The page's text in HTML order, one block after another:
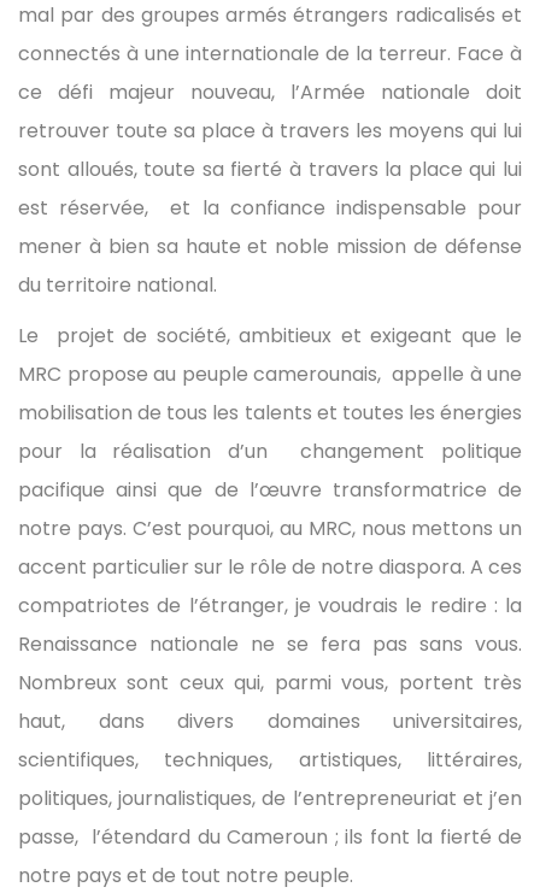
mal par des groupes armés étrangers radicalisés et
connectés à une internationale de la terreur. Face à
ce défi majeur nouveau, l’Armée nationale doit
retrouver toute sa place à travers les moyens qui lui
sont alloués, toute sa fierté à travers la place qui lui
est réservée, et la confiance indispensable pour
mener à bien sa haute et noble mission de défense
du territoire national.
Le projet de société, ambitieux et exigeant que le
MRC propose au peuple camerounais, appelle à une
mobilisation de tous les talents et toutes les énergies
pour la réalisation d’un changement politique
pacifique ainsi que de l’œuvre transformatrice de
notre pays. C’est pourquoi, au MRC, nous mettons un
accent particulier sur le rôle de notre diaspora. A ces
compatriotes de l’étranger, je voudrais le redire : la
Renaissance nationale ne se fera pas sans vous.
Nombreux sont ceux qui, parmi vous, portent très
haut, dans divers domaines universitaires,
scientifiques, techniques, artistiques, littéraires,
politiques, journalistiques, de l’entrepreneuriat et j’en
passe, l’étendard du Cameroun ; ils font la fierté de
notre pays et de tout notre peuple.